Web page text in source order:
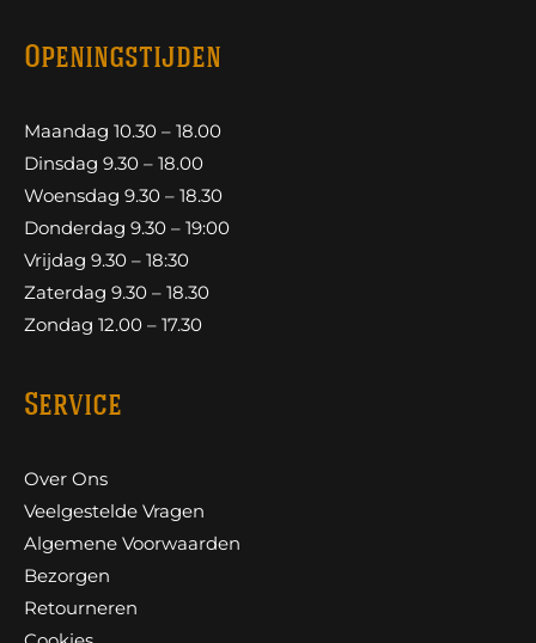
Openingstijden
Maandag 10.30 – 18.00
Dinsdag 9.30 – 18.00
Woensdag 9.30 – 18.30
Donderdag 9.30 – 19:00
Vrijdag 9.30 – 18:30
Zaterdag 9.30 – 18.30
Zondag 12.00 – 17.30
Service
Over Ons
Veelgestelde Vragen
Algemene Voorwaarden
Bezorgen
Retourneren